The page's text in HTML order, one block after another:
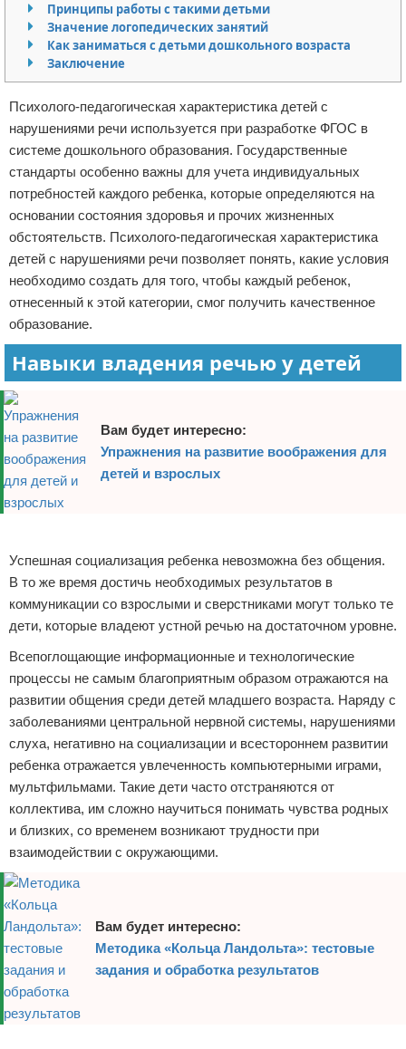
Финансы
Отказ от ответственности
Принципы работы с такими детьми
Значение логопедических занятий
Как заниматься с детьми дошкольного возраста
Заключение
Психолого-педагогическая характеристика детей с
нарушениями речи используется при разработке ФГОС в
системе дошкольного образования. Государственные
стандарты особенно важны для учета индивидуальных
потребностей каждого ребенка, которые определяются на
основании состояния здоровья и прочих жизненных
обстоятельств. Психолого-педагогическая характеристика
детей с нарушениями речи позволяет понять, какие условия
необходимо создать для того, чтобы каждый ребенок,
отнесенный к этой категории, смог получить качественное
образование.
Навыки владения речью у детей
Вам будет интересно:
Упражнения на развитие воображения для
детей и взрослых
Успешная социализация ребенка невозможна без общения.
В то же время достичь необходимых результатов в
коммуникации со взрослыми и сверстниками могут только те
дети, которые владеют устной речью на достаточном уровне.
Всепоглощающие информационные и технологические
процессы не самым благоприятным образом отражаются на
развитии общения среди детей младшего возраста. Наряду с
заболеваниями центральной нервной системы, нарушениями
слуха, негативно на социализации и всестороннем развитии
ребенка отражается увлеченность компьютерными играми,
мультфильмами. Такие дети часто отстраняются от
коллектива, им сложно научиться понимать чувства родных
и близких, со временем возникают трудности при
взаимодействии с окружающими.
Вам будет интересно:
Методика «Кольца Ландольта»: тестовые
задания и обработка результатов